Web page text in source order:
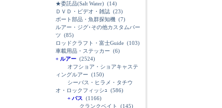
★委託品(Salt Water) (14)
ＤＶＤ・ビデオ・雑誌 (23)
ボート部品・魚群探知機 (7)
ルアー・ジグ･その他カスタムパー
ツ (85)
ロッドクラフト・富士Guide (103)
車載用品・ステッカー (6)
+ ルアー (2524)
オフショア・ショアキャステ
ィングルアー (150)
シーバス・ヒラメ・タチウ
オ・ロックフィッシｭ (586)
+ バス (1166)
クランクベイト
(145)